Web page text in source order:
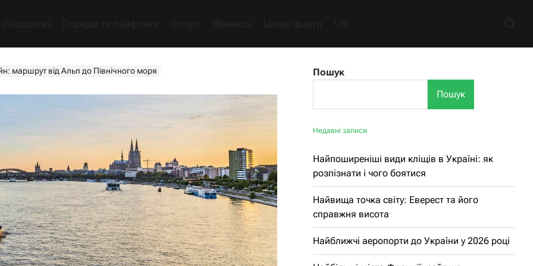
маршрут від Альп до Північного моря
Пошук
Пошук
Недавні записи
Найпоширеніші види кліщів в Україні: як
розпізнати і чого боятися
Найвища точка світу: Еверест та його
справжня висота
Найближчі аеропорти до України у 2026 році